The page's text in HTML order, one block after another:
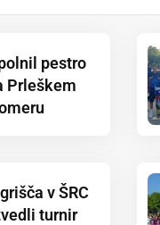
pestro
Prleškem
v ŠRC
turnir